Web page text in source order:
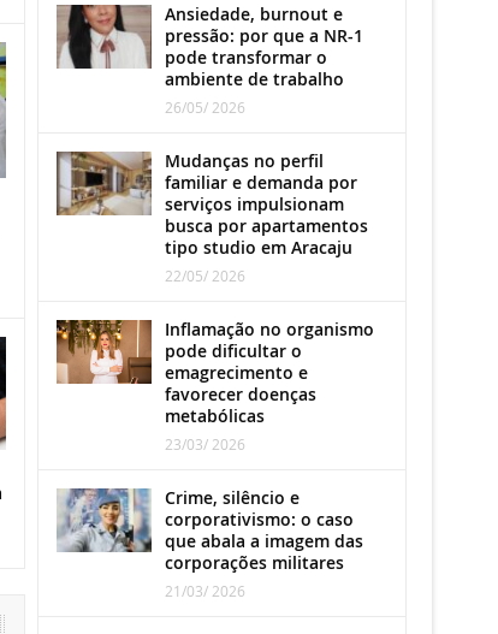
Ansiedade, burnout e
pressão: por que a NR-1
pode transformar o
ambiente de trabalho
26/05/ 2026
Mudanças no perfil
familiar e demanda por
serviços impulsionam
busca por apartamentos
tipo studio em Aracaju
22/05/ 2026
Inflamação no organismo
pode dificultar o
emagrecimento e
favorecer doenças
metabólicas
23/03/ 2026
Crime, silêncio e
corporativismo: o caso
que abala a imagem das
corporações militares
21/03/ 2026